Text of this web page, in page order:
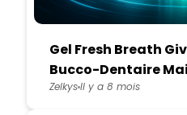
Gel Fresh Breath
Bucco-Dentaire
ZelkysIl y a 8 mois